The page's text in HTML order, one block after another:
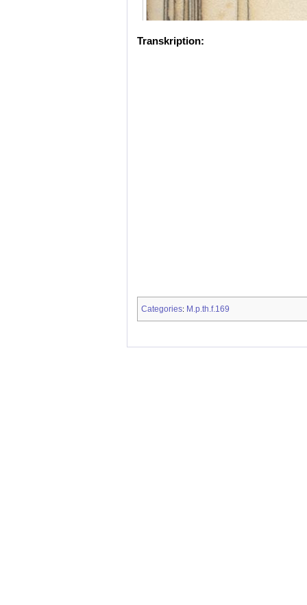
Transkription:
Categories: M.p.th.f.169